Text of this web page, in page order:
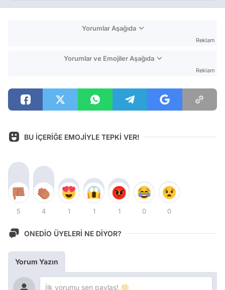
Yorumlar Aşağıda
Reklam
Yorumlar ve Emojiler Aşağıda
Reklam
BU İÇERİĞE EMOJİYLE TEPKİ VER!
5 4 1 1 1 0 0
ONEDİO ÜYELERİ NE DİYOR?
Yorum Yazın